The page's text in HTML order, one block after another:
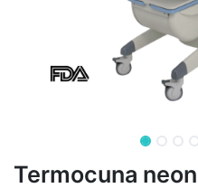
Termocuna